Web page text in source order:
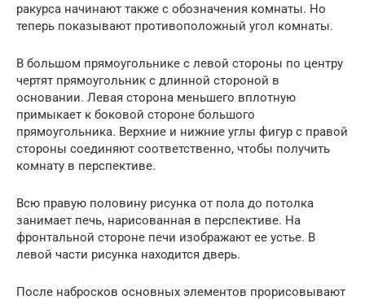
ракурса начинают также с обозначения комнаты. Но
теперь показывают противоположный угол комнаты.
В большом прямоугольнике с левой стороны по центру
чертят прямоугольник с длинной стороной в
основании. Левая сторона меньшего вплотную
примыкает к боковой стороне большого
прямоугольника. Верхние и нижние углы фигур с правой
стороны соединяют соответственно, чтобы получить
комнату в перспективе.
Всю правую половину рисунка от пола до потолка
занимает печь, нарисованная в перспективе. На
фронтальной стороне печи изображают ее устье. В
левой части рисунка находится дверь.
После набросков основных элементов прорисовывают